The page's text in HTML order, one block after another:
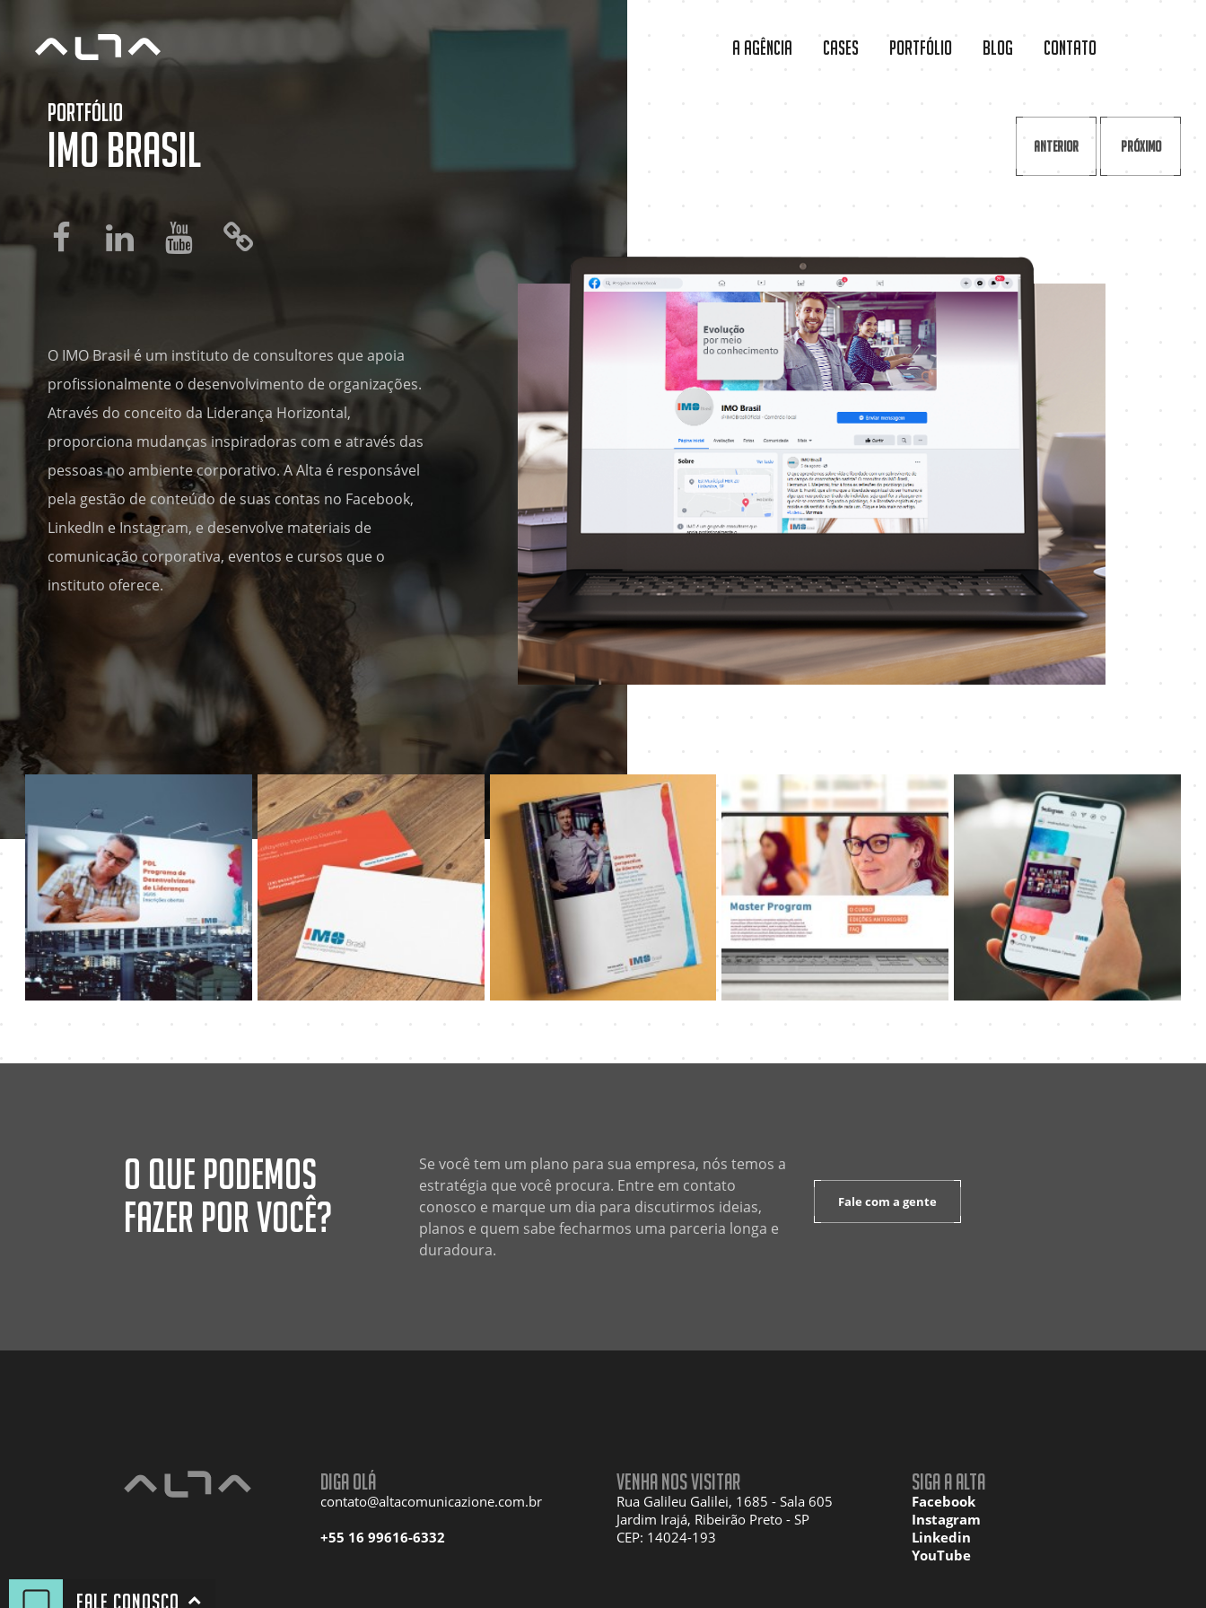
A Agência Cases Portfólio Blog Contato
Anterior Próximo
Portfólio
IMO Brasil
O IMO Brasil é um instituto de consultores que apoia
profissionalmente o desenvolvimento de organizações.
Através do conceito da Liderança Horizontal,
proporciona mudanças inspiradoras com e através das
pessoas no ambiente corporativo. A Alta é responsável
pela gestão de conteúdo de suas contas no Facebook,
LinkedIn e Instagram, e desenvolve materiais de
comunicação corporativa, eventos e cursos que o
instituto oferece.
O que podemos
fazer por você?
Se você tem um plano para sua empresa, nós temos a
estratégia que você procura. Entre em contato
conosco e marque um dia para discutirmos ideias,
planos e quem sabe fecharmos uma parceria longa e
duradoura.
Fale com a gente
Diga olá
contato@altacomunicazione.com.br
+55 16 99616-6332
Venha nos visitar
Rua Galileu Galilei, 1685 - Sala 605
Jardim Irajá, Ribeirão Preto - SP
CEP: 14024-193
Siga a Alta
Facebook
Instagram
Linkedin
YouTube
Fale conosco